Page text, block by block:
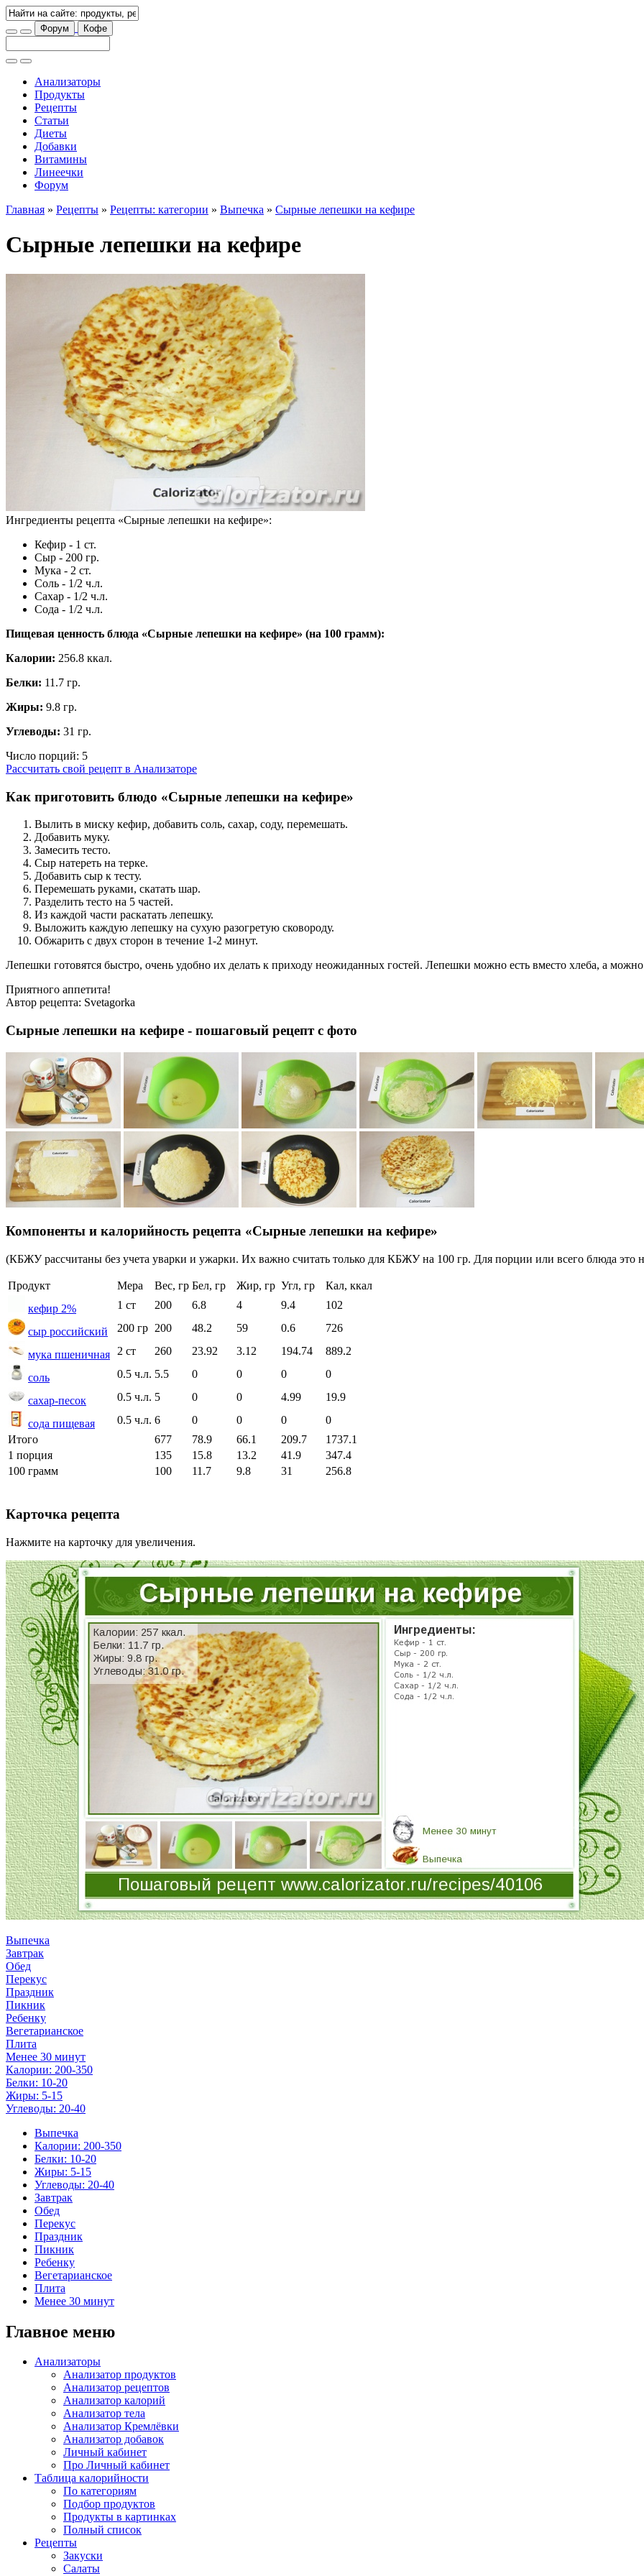
Форум Кофе
Анализаторы
Продукты
Рецепты
Статьи
Диеты
Добавки
Витамины
Линеечки
Форум
Главная » Рецепты » Рецепты: категории » Выпечка » Сырные лепешки на кефире
Сырные лепешки на кефире
Ингредиенты рецепта «Сырные лепешки на кефире»:
Кефир - 1 ст.
Сыр - 200 гр.
Мука - 2 ст.
Соль - 1/2 ч.л.
Сахар - 1/2 ч.л.
Сода - 1/2 ч.л.
Пищевая ценность блюда «Сырные лепешки на кефире» (на 100 грамм):
Калории: 256.8 ккал.
Белки: 11.7 гр.
Жиры: 9.8 гр.
Углеводы: 31 гр.
Число порций: 5
Рассчитать свой рецепт в Анализаторе
Как приготовить блюдо «Сырные лепешки на кефире»
Вылить в миску кефир, добавить соль, сахар, соду, перемешать.
Добавить муку.
Замесить тесто.
Сыр натереть на терке.
Добавить сыр к тесту.
Перемешать руками, скатать шар.
Разделить тесто на 5 частей.
Из каждой части раскатать лепешку.
Выложить каждую лепешку на сухую разогретую сковороду.
Обжарить с двух сторон в течение 1-2 минут.
Лепешки готовятся быстро, очень удобно их делать к приходу неожиданных гостей. Лепешки можно есть вместо хлеба, а
Приятного аппетита!
Автор рецепта: Svetagorka
Сырные лепешки на кефире - пошаговый рецепт с фото
Компоненты и калорийность рецепта «Сырные лепешки на кефире»
(КБЖУ рассчитаны без учета уварки и ужарки. Их важно считать только для КБЖУ на 100 гр. Для порции или всего блюда это
Продукт Мера Вес, гр Бел, гр Жир, гр Угл, гр
Кал, ккал
кефир 2%
1 ст 200 6.8 4 9.4 102
сыр российский 200 гр 200 48.2 59 0.6 726
мука пшеничная 2 ст 260 23.92 3.12 194.74 889.2
соль 0.5 ч.л. 5.5 0 0 0 0
сахар-песок 0.5 ч.л. 5 0 0 4.99 19.9
сода пищевая 0.5 ч.л. 6 0 0 0
0
Итого
677 78.9 66.1 209.7
1737.1
1 порция
135 15.8 13.2 41.9
347.4
100 грамм
100 11.7 9.8 31 256.8
Карточка рецепта
Нажмите на карточку для увеличения.
Выпечка
Завтрак
Обед
Перекус
Праздник
Пикник
Ребенку
Вегетарианское
Плита
Менее 30 минут
Калории: 200-350
Белки: 10-20
Жиры: 5-15
Углеводы: 20-40
Выпечка
Калории: 200-350
Белки: 10-20
Жиры: 5-15
Углеводы: 20-40
Завтрак
Обед
Перекус
Праздник
Пикник
Ребенку
Вегетарианское
Плита
Менее 30 минут
Главное меню
Анализаторы
Анализатор продуктов
Анализатор рецептов
Анализатор калорий
Анализатор тела
Анализатор Кремлёвки
Анализатор добавок
Личный кабинет
Про Личный кабинет
Таблица калорийности
По категориям
Подбор продуктов
Продукты в картинках
Полный список
Рецепты
Закуски
Салаты